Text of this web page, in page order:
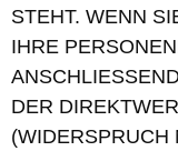
STEHT. WENN
IHRE
DER
(WIDERSPRUCH